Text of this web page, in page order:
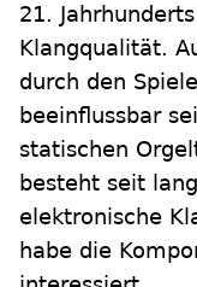
21.
Klangqualität.
durch den
beeinflussbar
statischen
besteht seit
elektronische
habe die